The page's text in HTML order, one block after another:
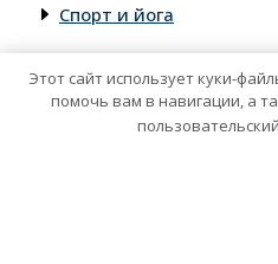
Спорт и йога
Этот сайт использует куки-
помочь вам в навигации, а